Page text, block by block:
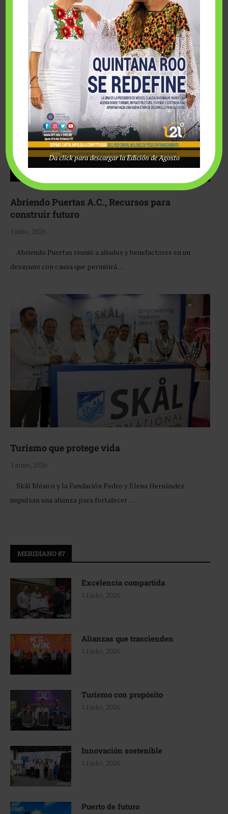
Fairmont Mayakoba y Make-A-Wish México unieron
esfuerzos para hacer realidad el deseo de una …
Abriendo Puertas A.C., Recursos para
construir futuro
1 julio, 2026
Abriendo Puertas reunió a aliados y benefactores en un
desayuno con causa que permitirá …
Turismo que protege vida
1 junio, 2026
Skål México y la Fundación Pedro y Elena Hernández
impulsan una alianza para fortalecer …
MERIDIANO 87
Excelencia compartida
14 julio, 2026
Alianzas que trascienden
14 julio, 2026
Turismo con propósito
14 julio, 2026
Innovación sostenible
14 julio, 2026
Puerto de futuro
Da click para descargar la Edición de Agosto